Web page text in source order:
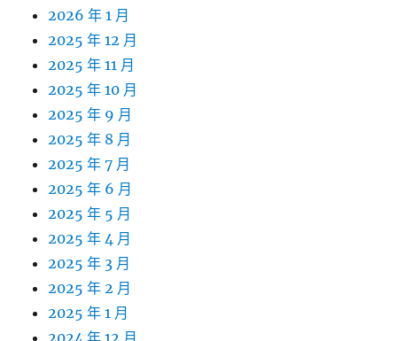
2026 年 1 月
2025 年 12 月
2025 年 11 月
2025 年 10 月
2025 年 9 月
2025 年 8 月
2025 年 7 月
2025 年 6 月
2025 年 5 月
2025 年 4 月
2025 年 3 月
2025 年 2 月
2025 年 1 月